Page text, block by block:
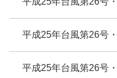
平成25年台風第26号
平成25年台風第26号